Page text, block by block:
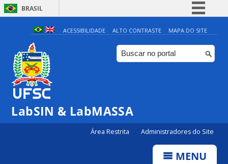
BRASIL
Simplifique!
Comunica BR
Participe
ACESSIBILIDADE ALTO CONTRASTE MAPA DO SITE
LabSIN & LabMASSA
Área Restrita Administradores do Site
MENU